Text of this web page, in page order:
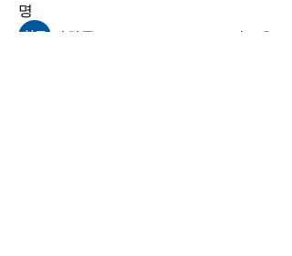
명
김희두
팔로우